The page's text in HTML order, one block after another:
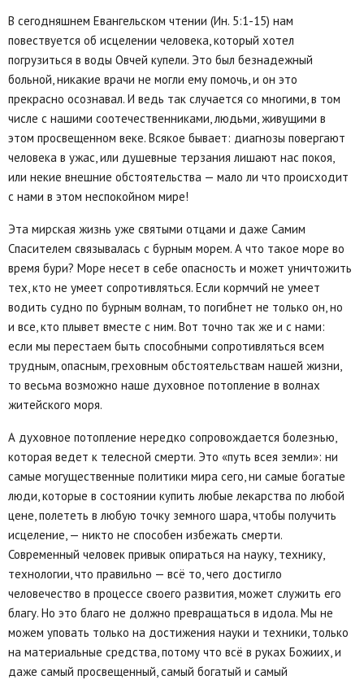
В сегодняшнем Евангельском чтении (Ин. 5:1-15) нам
повествуется об исцелении человека, который хотел
погрузиться в воды Овчей купели. Это был безнадежный
больной, никакие врачи не могли ему помочь, и он это
прекрасно осознавал. И ведь так случается со многими, в том
числе с нашими соотечественниками, людьми, живущими в
этом просвещенном веке. Всякое бывает: диагнозы повергают
человека в ужас, или душевные терзания лишают нас покоя,
или некие внешние обстоятельства — мало ли что происходит
с нами в этом неспокойном мире!
Эта мирская жизнь уже святыми отцами и даже Самим
Спасителем связывалась с бурным морем. А что такое море во
время бури? Море несет в себе опасность и может уничтожить
тех, кто не умеет сопротивляться. Если кормчий не умеет
водить судно по бурным волнам, то погибнет не только он, но
и все, кто плывет вместе с ним. Вот точно так же и с нами:
если мы перестаем быть способными сопротивляться всем
трудным, опасным, греховным обстоятельствам нашей жизни,
то весьма возможно наше духовное потопление в волнах
житейского моря.
А духовное потопление нередко сопровождается болезнью,
которая ведет к телесной смерти. Это «путь всея земли»: ни
самые могущественные политики мира сего, ни самые богатые
люди, которые в состоянии купить любые лекарства по любой
цене, полететь в любую точку земного шара, чтобы получить
исцеление, — никто не способен избежать смерти.
Современный человек привык опираться на науку, технику,
технологии, что правильно — всё то, чего достигло
человечество в процессе своего развития, может служить его
благу. Но это благо не должно превращаться в идола. Мы не
можем уповать только на достижения науки и техники, только
на материальные средства, потому что всё в руках Божиих, и
даже самый просвещенный, самый богатый и самый